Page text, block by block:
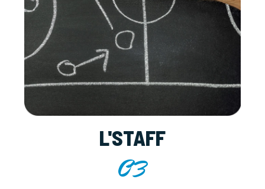
L'STAFF
03